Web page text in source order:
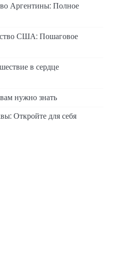
Аргентины: Полное
США: Пошаговое
в сердце
нужно знать
Откройте для себя